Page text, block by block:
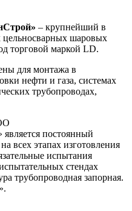
– крупнейший в
цельносварных шаровых
торговой маркой LD.
для монтажа в
нефти и газа, системах
трубопроводах,
постоянный
всех этапах изготовления
испытания
стендах
трубопроводная запорная.